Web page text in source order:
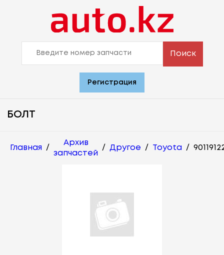
Поиск
Регистрация
БОЛТ
Главная /
Архив
запчастей
/ Другое / Toyota /